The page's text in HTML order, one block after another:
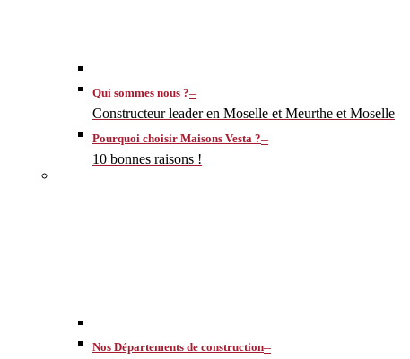
Qui sommes nous ?–
Constructeur leader en Moselle et Meurthe et Moselle
Pourquoi choisir Maisons Vesta ?–
10 bonnes raisons !
Nos Départements de construction–